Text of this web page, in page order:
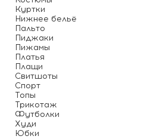
Куртки
Нижнее бельё
Пальто
Пиджаки
Пижамы
Платья
Плащи
Свитшоты
Спорт
Топы
Трикотаж
Футболки
Худи
Юбки